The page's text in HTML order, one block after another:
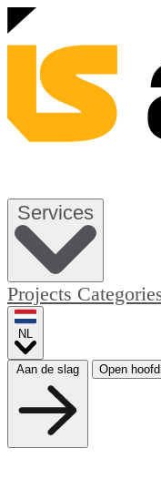
Services
Projects
NL
Aan de slag Open